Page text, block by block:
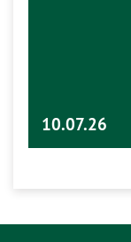
10.07.26